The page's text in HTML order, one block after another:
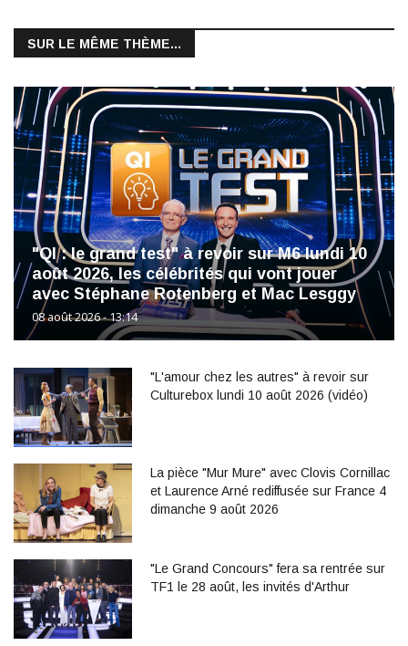
SUR LE MÊME THÈME...
"QI : le grand test" à revoir sur M6 lundi 10
août 2026, les célébrités qui vont jouer
avec Stéphane Rotenberg et Mac Lesggy
08 août 2026 - 13:14
"L'amour chez les autres" à revoir sur
Culturebox lundi 10 août 2026 (vidéo)
La pièce "Mur Mure" avec Clovis Cornillac
et Laurence Arné rediffusée sur France 4
dimanche 9 août 2026
"Le Grand Concours" fera sa rentrée sur
TF1 le 28 août, les invités d'Arthur